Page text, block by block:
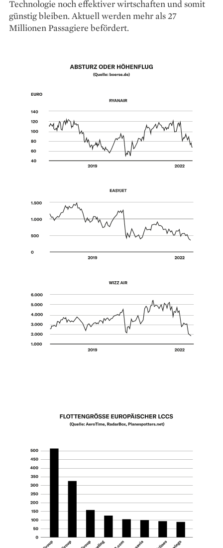
Technologie noch effektiver wirtschaften und somit
günstig bleiben. Aktuell werden mehr als 27
Millionen Passagiere befördert.